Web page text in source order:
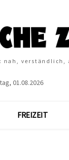
nah, verständlich,
01.08.2026
FREIZEIT